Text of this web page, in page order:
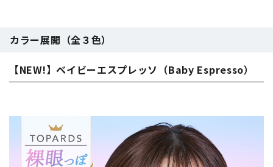
カラー展開（全３色）
【NEW!】ベイビーエスプレッソ（Baby Espresso）